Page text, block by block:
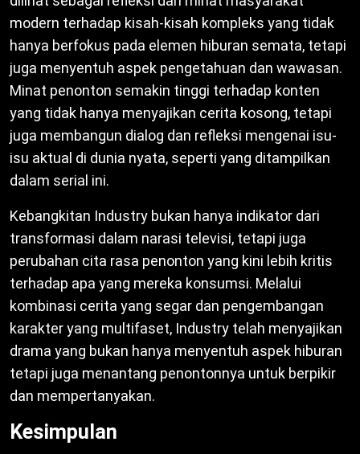
modern terhadap kisah-kisah kompleks yang tidak
hanya berfokus pada elemen hiburan semata, tetapi
juga menyentuh aspek pengetahuan dan wawasan.
Minat penonton semakin tinggi terhadap konten
yang tidak hanya menyajikan cerita kosong, tetapi
juga membangun dialog dan refleksi mengenai isu-
isu aktual di dunia nyata, seperti yang ditampilkan
dalam serial ini.
Kebangkitan Industry bukan hanya indikator dari
transformasi dalam narasi televisi, tetapi juga
perubahan cita rasa penonton yang kini lebih kritis
terhadap apa yang mereka konsumsi. Melalui
kombinasi cerita yang segar dan pengembangan
karakter yang multifaset, Industry telah menyajikan
drama yang bukan hanya menyentuh aspek hiburan
tetapi juga menantang penontonnya untuk berpikir
dan mempertanyakan.
Kesimpulan